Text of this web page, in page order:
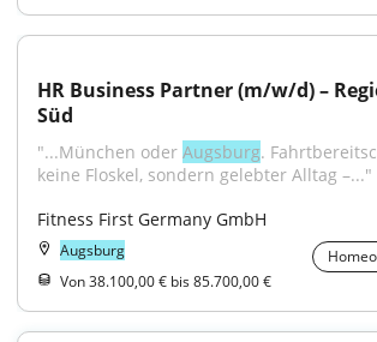
HR Business Partner (m/w/d) –
Süd
"...München oder Augsburg.
keine Floskel, sondern gelebter Alltag –..."
Fitness First Germany GmbH
Augsburg
Von 38.100,00 € bis 85.700,00 €